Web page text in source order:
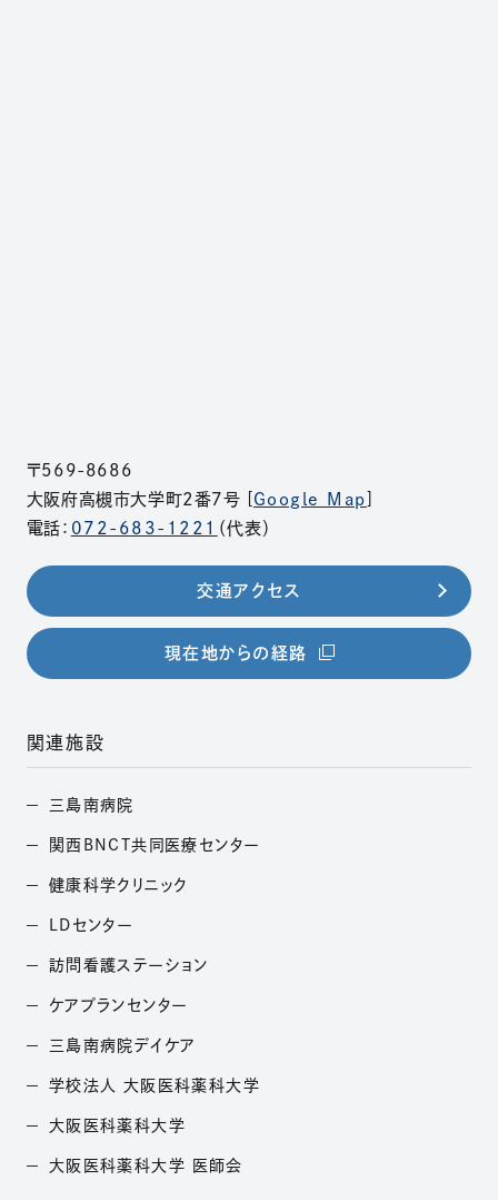
〒569-8686
大阪府高槻市大学町2番7号 [ Google Map
電話： 072-683-1221 （代表）
交通アクセス
現在地からの経路 （別ウィンドウで開きま
関連施設
三島南病院
（別ウィンドウで開きます）
関西BNCT共同医療 センター
（別ウィンドウで開きます）
健康科学クリニック
（別ウィンドウで開きます）
LDセンター
（別ウィンドウで開きます）
訪問看護ステーション
（別ウィンドウで開きます）
ケアプランセンター
（別ウィンドウで開きます）
三島南病院デイケア
（別ウィンドウで開きます）
学校法人 大阪医科薬科大学
（別ウィンドウで開きます）
大阪医科薬科大学
（別ウィンドウで開きます）
大阪医科薬科大学 医師会
（別ウィンドウで開きます）